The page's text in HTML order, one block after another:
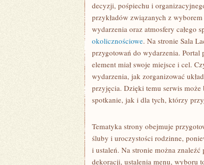
decyzji, pośpiechu i
przykładów związanych z
wydarzenia oraz atmosfery całego
okolicznościowe. Na stronie Sala
przygotowań do wydarzenia.
element miał swoje miejsce i cel.
wydarzenia, jak zorganizować
przyjęcia. Dzięki temu serwis
spotkanie, jak i dla tych, którzy
Tematyka strony obejmuje
śluby i uroczystości rodzinne,
i ustaleń. Na stronie można
dekoracji, ustalenia menu, wyboru